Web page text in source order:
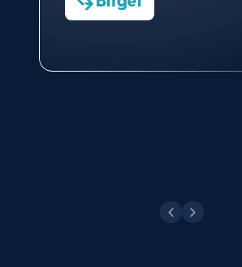
Charmagne Cruz
Philippines Inc.